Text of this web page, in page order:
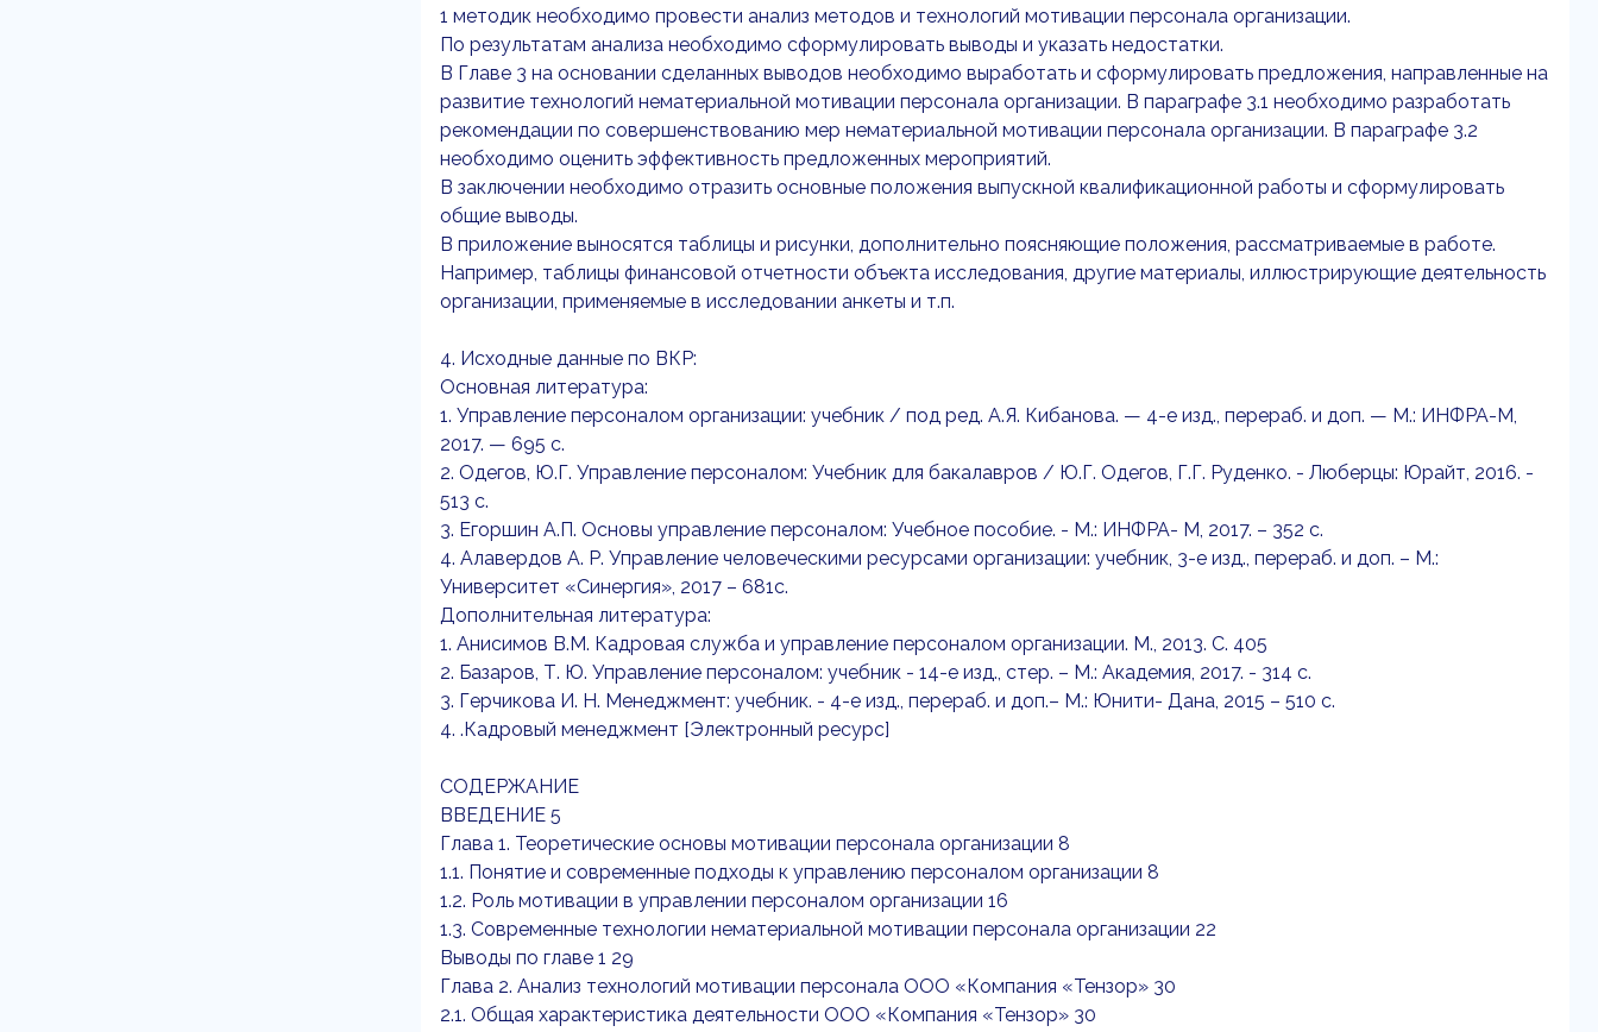
1 методик необходимо провести анализ методов и технологий мотивации персонала организации.
По результатам анализа необходимо сформулировать выводы и указать недостатки.
В Главе 3 на основании сделанных выводов необходимо выработать и сформулировать предложения, направленные на
развитие технологий нематериальной мотивации персонала организации. В параграфе 3.1 необходимо разработать
рекомендации по совершенствованию мер нематериальной мотивации персонала организации. В параграфе 3.2
необходимо оценить эффективность предложенных мероприятий.
В заключении необходимо отразить основные положения выпускной квалификационной работы и сформулировать
общие выводы.
В приложение выносятся таблицы и рисунки, дополнительно поясняющие положения, рассматриваемые в работе.
Например, таблицы финансовой отчетности объекта исследования, другие материалы, иллюстрирующие деятельность
организации, применяемые в исследовании анкеты и т.п.
4. Исходные данные по ВКР:
Основная литература:
1. Управление персоналом организации: учебник / под ред. А.Я. Кибанова. — 4-е изд., перераб. и доп. — М.: ИНФРА-М,
2017. — 695 с.
2. Одегов, Ю.Г. Управление персоналом: Учебник для бакалавров / Ю.Г. Одегов, Г.Г. Руденко. - Люберцы: Юрайт, 2016. -
513 c.
3. Егоршин А.П. Основы управление персоналом: Учебное пособие. - М.: ИНФРА- М, 2017. – 352 с.
4. Алавердов А. Р. Управление человеческими ресурсами организации: учебник, 3-е изд., перераб. и доп. – М.:
Университет «Синергия», 2017 – 681с.
Дополнительная литература:
1. Анисимов В.М. Кадровая служба и управление персоналом организации. М., 2013. С. 405
2. Базаров, Т. Ю. Управление персоналом: учебник - 14-е изд., стер. – М.: Академия, 2017. - 314 с.
3. Герчикова И. Н. Менеджмент: учебник. - 4-е изд., перераб. и доп.– М.: Юнити- Дана, 2015 – 510 с.
4. .Кадровый менеджмент [Электронный ресурс]
СОДЕРЖАНИЕ
ВВЕДЕНИЕ 5
Глава 1. Теоретические основы мотивации персонала организации 8
1.1. Понятие и современные подходы к управлению персоналом организации 8
1.2. Роль мотивации в управлении персоналом организации 16
1.3. Современные технологии нематериальной мотивации персонала организации 22
Выводы по главе 1 29
Глава 2. Анализ технологий мотивации персонала ООО «Компания «Тензор» 30
2.1. Общая характеристика деятельности ООО «Компания «Тензор» 30